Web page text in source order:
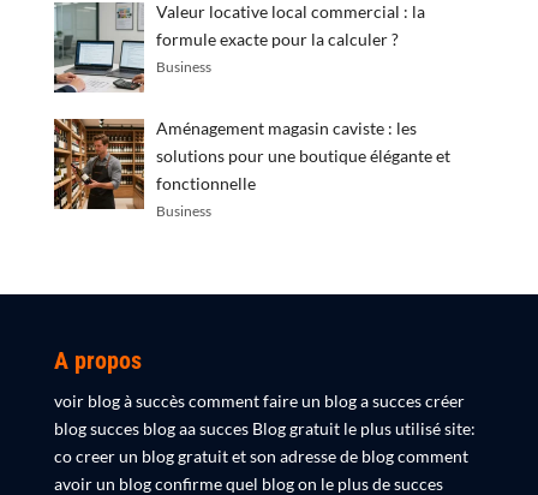
Valeur locative local commercial : la
formule exacte pour la calculer ?
Business
Aménagement magasin caviste : les
solutions pour une boutique élégante et
fonctionnelle
Business
A propos
voir blog à succès comment faire un blog a succes créer
blog succes blog aa succes Blog gratuit le plus utilisé site:
co creer un blog gratuit et son adresse de blog comment
avoir un blog confirme quel blog on le plus de succes